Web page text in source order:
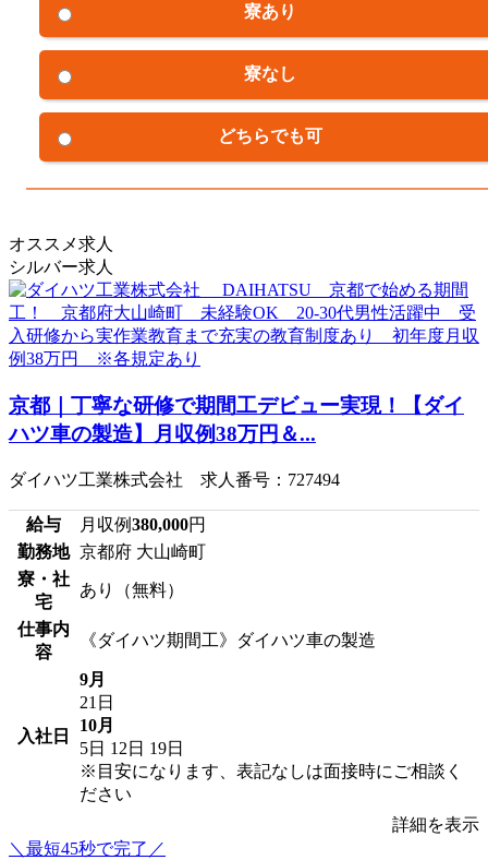
寮あり
寮なし
どちらでも可
オススメ求人
シルバー求人
京都｜丁寧な研修で期間工デビュー実現！【ダイ
ハツ車の製造】月収例38万円＆...
ダイハツ工業株式会社 求人番号：727494
給与 月収例380,000円
勤務地 京都府 大山崎町
寮・社
宅
あり（無料）
仕事内
容
《ダイハツ期間工》ダイハツ車の製造
入社日
9月
21日
10月
5日 12日 19日
※目安になります、表記なしは面接時にご相談く
ださい
詳細を表示
＼最短45秒で完了／